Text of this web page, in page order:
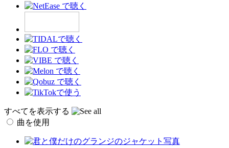
すべてを表示する
曲を使用